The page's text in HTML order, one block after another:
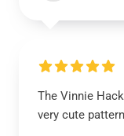
The Vinnie
very cute